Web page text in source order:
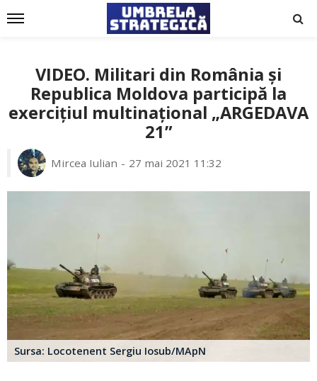
VIDEO. Militari din România și
Republica Moldova participă la
exercițiul multinațional „ARGEDAVA
21”
Mircea Iulian 27 mai 2021 11:32
Sursa: Locotenent Sergiu Iosub/MApN